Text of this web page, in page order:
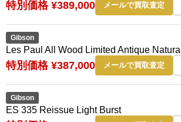
特別価格 ¥389,000 メールで買取査定
Gibson
Les Paul All Wood Limited Antique
特別価格 ¥387,000 メールで買取査定
Gibson
ES 335 Reissue Light Burst